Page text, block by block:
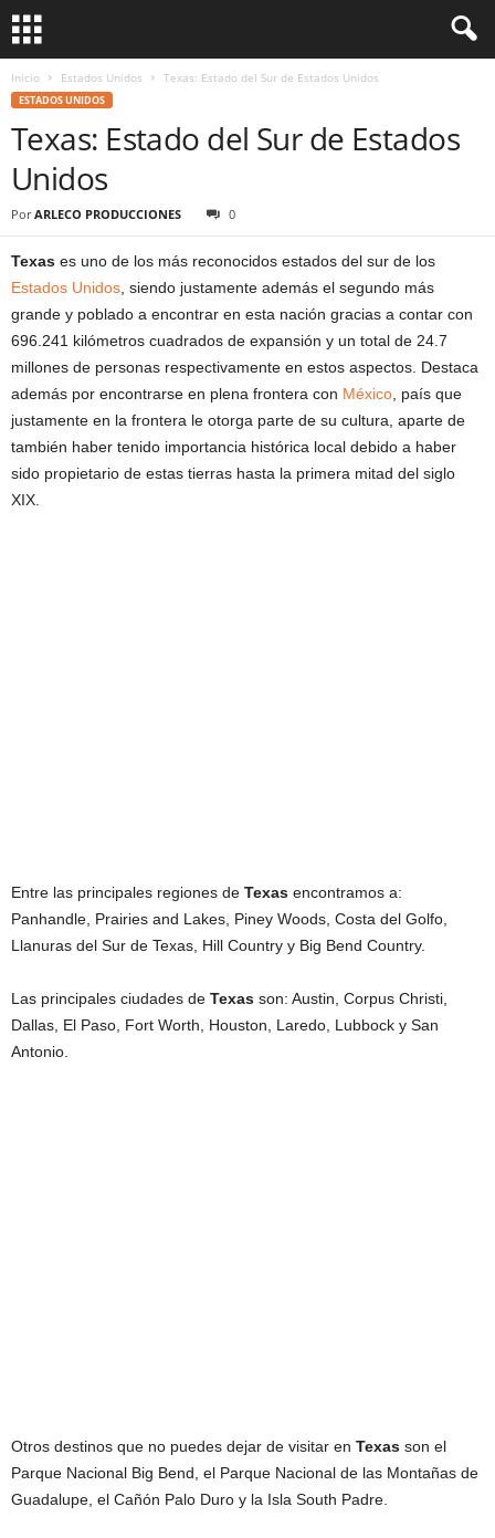
Inicio Estados Unidos Texas: Estado del Sur de Estados Unidos
ESTADOS UNIDOS
Texas: Estado del Sur de Estados
Unidos
Por ARLECO PRODUCCIONES 0
Texas es uno de los más reconocidos estados del sur de los
Estados Unidos , siendo justamente además el segundo más
grande y poblado a encontrar en esta nación gracias a contar con
696.241 kilómetros cuadrados de expansión y un total de 24.7
millones de personas respectivamente en estos aspectos. Destaca
además por encontrarse en plena frontera con México , país que
justamente en la frontera le otorga parte de su cultura, aparte de
también haber tenido importancia histórica local debido a haber
sido propietario de estas tierras hasta la primera mitad del siglo
XIX.
Entre las principales regiones de Texas encontramos a:
Panhandle, Prairies and Lakes, Piney Woods, Costa del Golfo,
Llanuras del Sur de Texas, Hill Country y Big Bend Country.
Las principales ciudades de Texas son: Austin, Corpus Christi,
Dallas, El Paso, Fort Worth, Houston, Laredo, Lubbock y San
Antonio.
Otros destinos que no puedes dejar de visitar en Texas son el
Parque Nacional Big Bend, el Parque Nacional de las Montañas de
Guadalupe, el Cañón Palo Duro y la Isla South Padre.